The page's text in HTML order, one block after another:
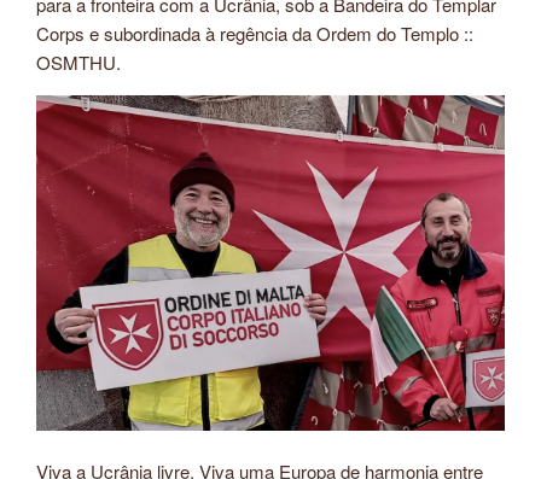
Corps e subordinada à regência da Ordem do Templo ::
OSMTHU.
Viva a Ucrânia livre. Viva uma Europa de harmonia entre